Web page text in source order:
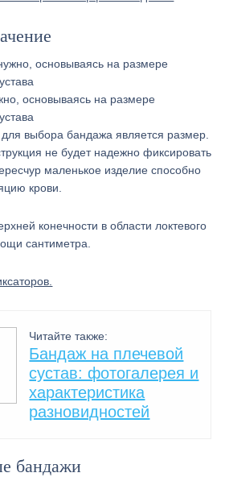
основываясь на размере
выбора бандажа является размер.
не будет надежно фиксировать
маленькое изделие способно
крови.
конечности в области локтевого
сантиметра.
Читайте также:
Бандаж на плечевой
сустав: фотогалерея и
характеристика
разновидностей
бандажи